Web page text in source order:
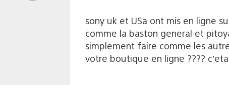
sony uk et USa ont mis en ligne
comme la baston general et
simplement faire comme les
votre boutique en ligne ????